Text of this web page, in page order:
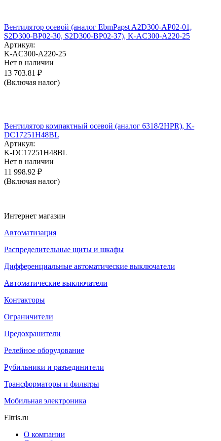
Вентилятор осевой (аналог EbmPapst A2D300-AP02-01,
S2D300-BP02-30, S2D300-BP02-37), K-AC300-A220-25
Артикул:
K-AC300-A220-25
Нет в наличии
13 703.81 ₽
(Включая налог)
Вентилятор компактный осевой (аналог 6318/2HPR), K-
DC17251H48BL
Артикул:
K-DC17251H48BL
Нет в наличии
11 998.92 ₽
(Включая налог)
Интернет магазин
Автоматизация
Распределительные щиты и шкафы
Дифференциальные автоматические выключатели
Автоматические выключатели
Контакторы
Ограничители
Предохранители
Релейное оборудование
Рубильники и разъединители
Трансформаторы и фильтры
Мобильная электроника
Eltris.ru
О компании